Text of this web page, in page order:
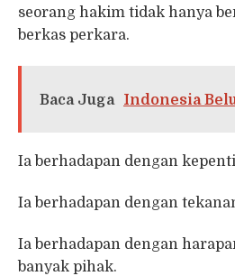
seorang hakim tidak hanya
berkas perkara.
Baca Juga Indonesia
Ia berhadapan dengan
Ia berhadapan dengan
Ia berhadapan dengan
banyak pihak.